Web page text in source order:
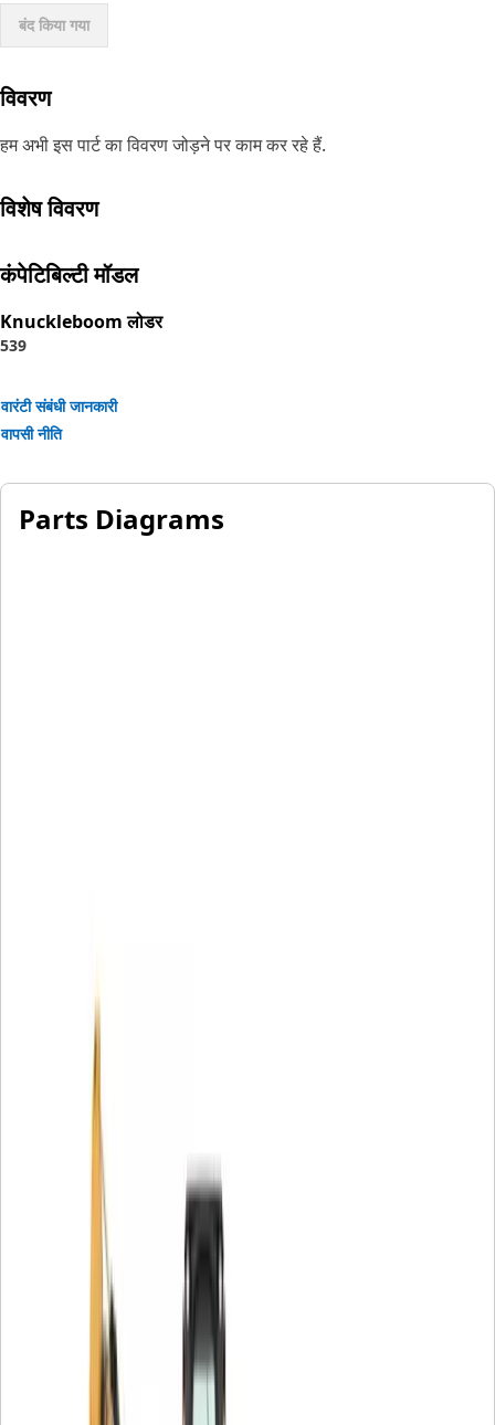
बंद किया गया
विवरण
हम अभी इस पार्ट का विवरण जोड़ने पर काम कर रहे हैं.
विशेष विवरण
कंपेटिबिल्टी मॉडल
Knuckleboom लोडर
539
वारंटी संबंधी जानकारी
वापसी नीति
Parts Diagrams